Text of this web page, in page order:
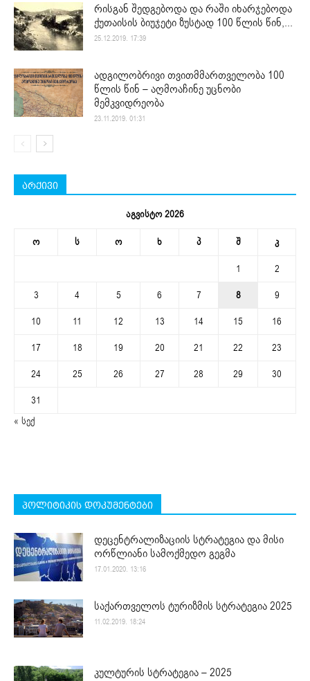
რისგან შედგებოდა და რაში იხარჯებოდა
ქუთაისის ბიუჯეტი ზუსტად 100 წლის წინ,...
25.12.2019. 17:39
ადგილობრივი თვითმმართველობა 100
წლის წინ – აღმოაჩინე უცნობი
მემკვიდრეობა
23.11.2019. 01:31
არქივი
აგვისტო 2026
ო ს ო ხ პ შ კ
1
2
3
4 5 6 7 8
9
10
11 12 13 14 15
16
17
18 19 20 21 22
23
24
25 26 27 28 29
30
31
« სექ
პოლიტიკის დოკუმენტები
დეცენტრალიზაციის სტრატეგია და მისი
ორწლიანი სამოქმედო გეგმა
17.01.2020. 13:16
საქართველოს ტურიზმის სტრატეგია 2025
11.02.2019. 18:24
კულტურის სტრატეგია – 2025